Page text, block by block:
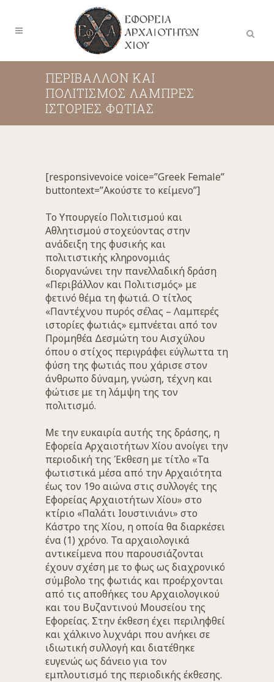
ΠΕΡΙΒΆΛΛΟΝ ΚΑΙ
ΠΟΛΙΤΙΣΜΌΣ ΛΑΜΠΡΈΣ
ΙΣΤΟΡΊΕΣ ΦΩΤΙΆΣ
[responsivevoice voice=”Greek Female”
buttontext=”Ακούστε το κείμενο”]
Το Υπουργείο Πολιτισμού και
Αθλητισμού στοχεύοντας στην
ανάδειξη της φυσικής και
πολιτιστικής κληρονομιάς
διοργανώνει την πανελλαδική δράση
«Περιβάλλον και Πολιτισμός» με
φετινό θέμα τη φωτιά. Ο τίτλος
«Παντέχνου πυρός σέλας – Λαμπερές
ιστορίες φωτιάς» εμπνέεται από τον
Προμηθέα Δεσμώτη του Αισχύλου
όπου ο στίχος περιγράφει εύγλωττα τη
φύση της φωτιάς που χάρισε στον
άνθρωπο δύναμη, γνώση, τέχνη και
φώτισε με τη λάμψη της τον
πολιτισμό.
Με την ευκαιρία αυτής της δράσης, η
Εφορεία Αρχαιοτήτων Χίου ανοίγει την
περιοδική της Έκθεση με τίτλο «Τα
φωτιστικά μέσα από την Αρχαιότητα
έως τον 19ο αιώνα στις συλλογές της
Εφορείας Αρχαιοτήτων Χίου» στο
κτίριο «Παλάτι Ιουστινιάνι» στο
Κάστρο της Χίου, η οποία θα διαρκέσει
ένα (1) χρόνο. Τα αρχαιολογικά
αντικείμενα που παρουσιάζονται
έχουν σχέση με το φως ως διαχρονικό
σύμβολο της φωτιάς και προέρχονται
από τις αποθήκες του Αρχαιολογικού
και του Βυζαντινού Μουσείου της
Εφορείας. Στην έκθεση έχει περιληφθεί
και χάλκινο λυχνάρι που ανήκει σε
ιδιωτική συλλογή και διατέθηκε
ευγενώς ως δάνειο για τον
εμπλουτισμό της περιοδικής έκθεσης.